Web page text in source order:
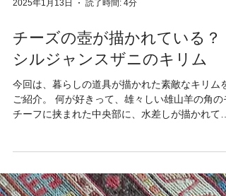
チーズの壺が描かれている
ご紹介。 何が好きって、雄々しい雄山羊の角の
チーフに挟まれた中央部に、水差しが描かれてい